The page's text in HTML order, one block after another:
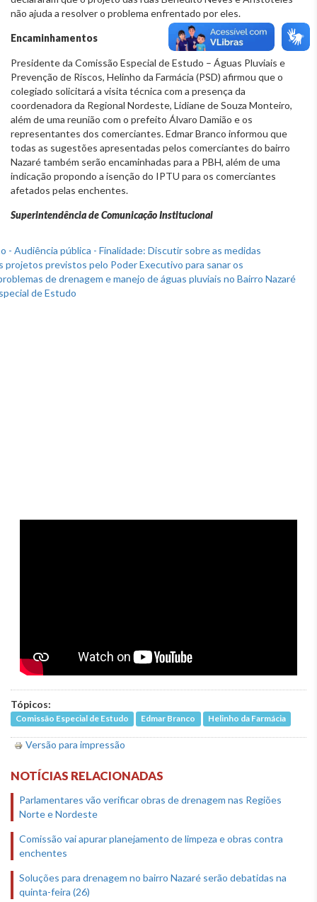
não ajuda a resolver o problema enfrentado por eles.
Encaminhamentos
Presidente da Comissão Especial de Estudo – Águas Pluviais e
Prevenção de Riscos, Helinho da Farmácia (PSD) afirmou que o
colegiado solicitará a visita técnica com a presença da
coordenadora da Regional Nordeste, Lidiane de Souza Monteiro,
além de uma reunião com o prefeito Álvaro Damião e os
representantes dos comerciantes. Edmar Branco informou que
todas as sugestões apresentadas pelos comerciantes do bairro
Nazaré também serão encaminhadas para a PBH, além de uma
indicação propondo a isenção do IPTU para os comerciantes
afetados pelas enchentes.
Superintendência de Comunicação Institucional
Tópicos:
Comissão Especial de Estudo Edmar Branco Helinho da Farmácia
Versão para impressão
NOTÍCIAS RELACIONADAS
Parlamentares vão verificar obras de drenagem nas Regiões
Norte e Nordeste
Comissão vai apurar planejamento de limpeza e obras contra
enchentes
Soluções para drenagem no bairro Nazaré serão debatidas na
quinta-feira (26)